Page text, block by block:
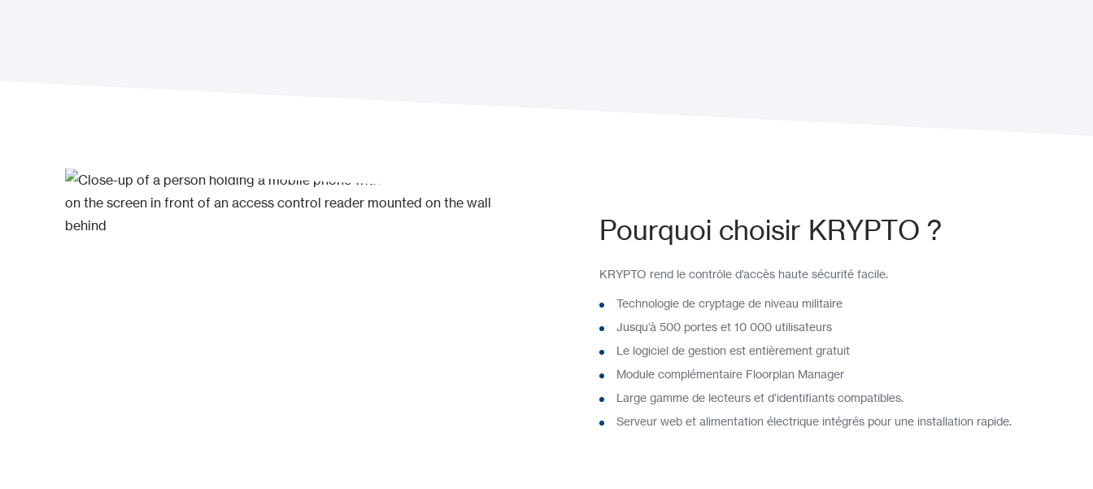
Pourquoi choisir KRYPTO ?
KRYPTO rend le contrôle d’accès haute sécurité facile.
Technologie de cryptage de niveau militaire
Jusqu’à 500 portes et 10 000 utilisateurs
Le logiciel de gestion est entièrement gratuit
Module complémentaire Floorplan Manager
Large gamme de lecteurs et d’identifiants compatibles.
Serveur web et alimentation électrique intégrés pour une installation rapide.